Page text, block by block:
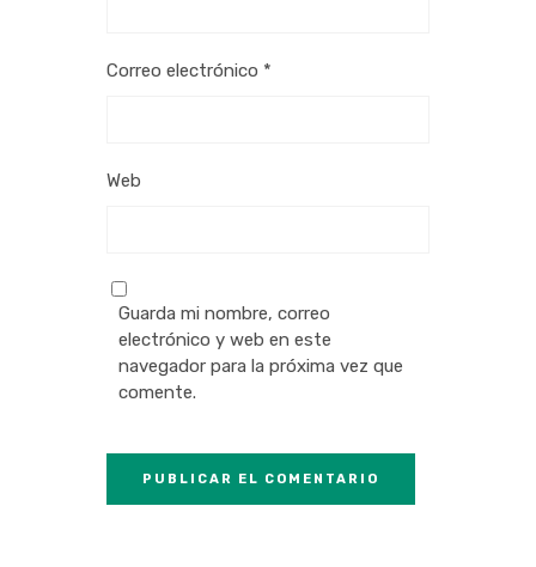
Correo electrónico *
Web
Guarda mi nombre, correo
electrónico y web en este
navegador para la próxima vez que
comente.